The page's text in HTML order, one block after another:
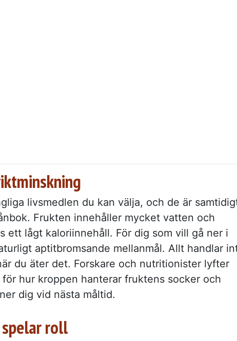
livsmedlen du kan välja, och de är
Frukten innehåller mycket vatten och
ett lågt kaloriinnehåll. För dig som vill gå ner i
aptitbromsande mellanmål. Allt handlar
du äter det. Forskare och nutritionister lyfter
hur kroppen hanterar fruktens socker och
dig vid nästa måltid.
roll